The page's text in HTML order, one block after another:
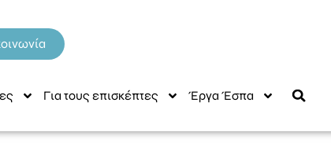
Για τους επισκέπτες Έργα Έσπα